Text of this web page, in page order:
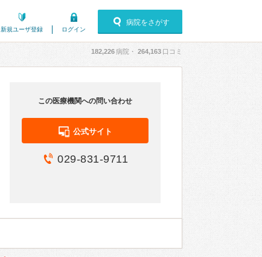
新規ユーザ登録 ログイン
病院をさがす
182,226病院・ 264,163 口コミ
この医療機関への問い合わせ
公式サイト
029-831-9711